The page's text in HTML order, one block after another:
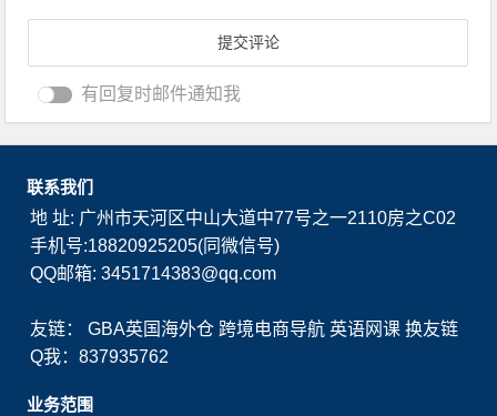
有回复时邮件通知我
联系我们
地 址: 广州市天河区中山大道中77号之一2110房之C02
手机号:18820925205(同微信号)
QQ邮箱: 3451714383@qq.com
友链：GBA英国海外仓 跨境电商导航 英语网课 换友链
Q我：837935762
业务范围